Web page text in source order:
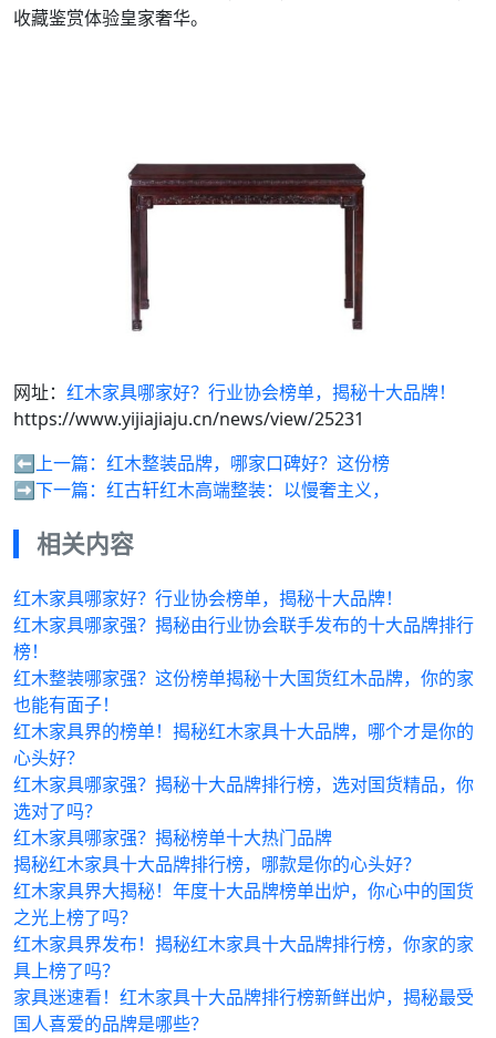
收藏鉴赏体验皇家奢华。
网址： 红木家具哪家好？行业协会榜单，揭秘十大品牌！
https://www.yijiajiaju.cn/news/view/25231
⬅️上一篇： 红木整装品牌，哪家口碑好？这份榜
➡️下一篇： 红古轩红木高端整装：以慢奢主义，
相关内容
红木家具哪家好？行业协会榜单，揭秘十大品牌！
红木家具哪家强？揭秘由行业协会联手发布的十大品牌排行
榜！
红木整装哪家强？这份榜单揭秘十大国货红木品牌，你的家
也能有面子！
红木家具界的榜单！揭秘红木家具十大品牌，哪个才是你的
心头好？
红木家具哪家强？揭秘十大品牌排行榜，选对国货精品，你
选对了吗？
红木家具哪家强？揭秘榜单十大热门品牌
揭秘红木家具十大品牌排行榜，哪款是你的心头好？
红木家具界大揭秘！年度十大品牌榜单出炉，你心中的国货
之光上榜了吗？
红木家具界发布！揭秘红木家具十大品牌排行榜，你家的家
具上榜了吗？
家具迷速看！红木家具十大品牌排行榜新鲜出炉，揭秘最受
国人喜爱的品牌是哪些？